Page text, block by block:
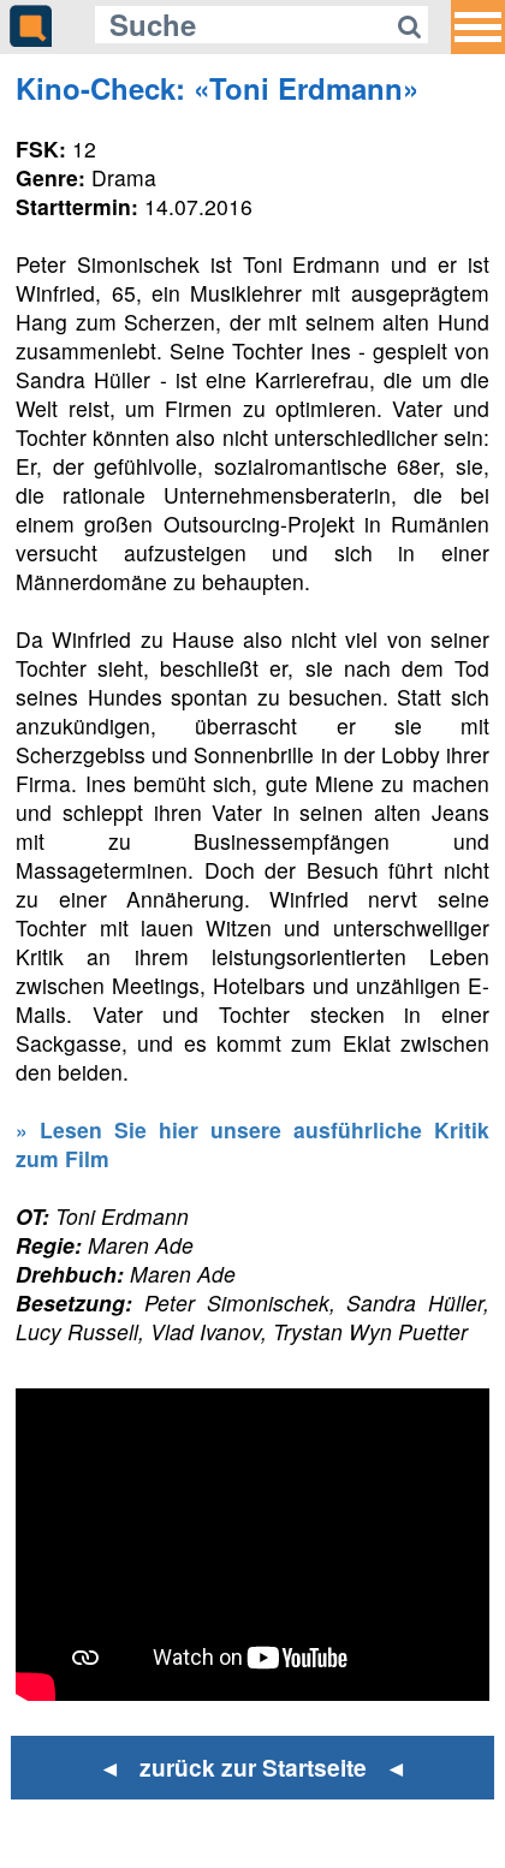
Kino-Check: «Toni Erdmann»
FSK: 12
Genre: Drama
Starttermin: 14.07.2016
Peter Simonischek ist Toni Erdmann und er ist
Winfried, 65, ein Musiklehrer mit ausgeprägtem
Hang zum Scherzen, der mit seinem alten Hund
zusammenlebt. Seine Tochter Ines - gespielt von
Sandra Hüller - ist eine Karrierefrau, die um die
Welt reist, um Firmen zu optimieren. Vater und
Tochter könnten also nicht unterschiedlicher sein:
Er, der gefühlvolle, sozialromantische 68er, sie,
die rationale Unternehmensberaterin, die bei
einem großen Outsourcing-Projekt in Rumänien
versucht aufzusteigen und sich in einer
Männerdomäne zu behaupten.
Da Winfried zu Hause also nicht viel von seiner
Tochter sieht, beschließt er, sie nach dem Tod
seines Hundes spontan zu besuchen. Statt sich
anzukündigen, überrascht er sie mit
Scherzgebiss und Sonnenbrille in der Lobby ihrer
Firma. Ines bemüht sich, gute Miene zu machen
und schleppt ihren Vater in seinen alten Jeans
mit zu Businessempfängen und
Massageterminen. Doch der Besuch führt nicht
zu einer Annäherung. Winfried nervt seine
Tochter mit lauen Witzen und unterschwelliger
Kritik an ihrem leistungsorientierten Leben
zwischen Meetings, Hotelbars und unzähligen E-
Mails. Vater und Tochter stecken in einer
Sackgasse, und es kommt zum Eklat zwischen
den beiden.
» Lesen Sie hier unsere ausführliche Kritik
zum Film
OT: Toni Erdmann
Regie: Maren Ade
Drehbuch: Maren Ade
Besetzung: Peter Simonischek, Sandra Hüller,
Lucy Russell, Vlad Ivanov, Trystan Wyn Puetter
◄ zurück zur Startseite ◄